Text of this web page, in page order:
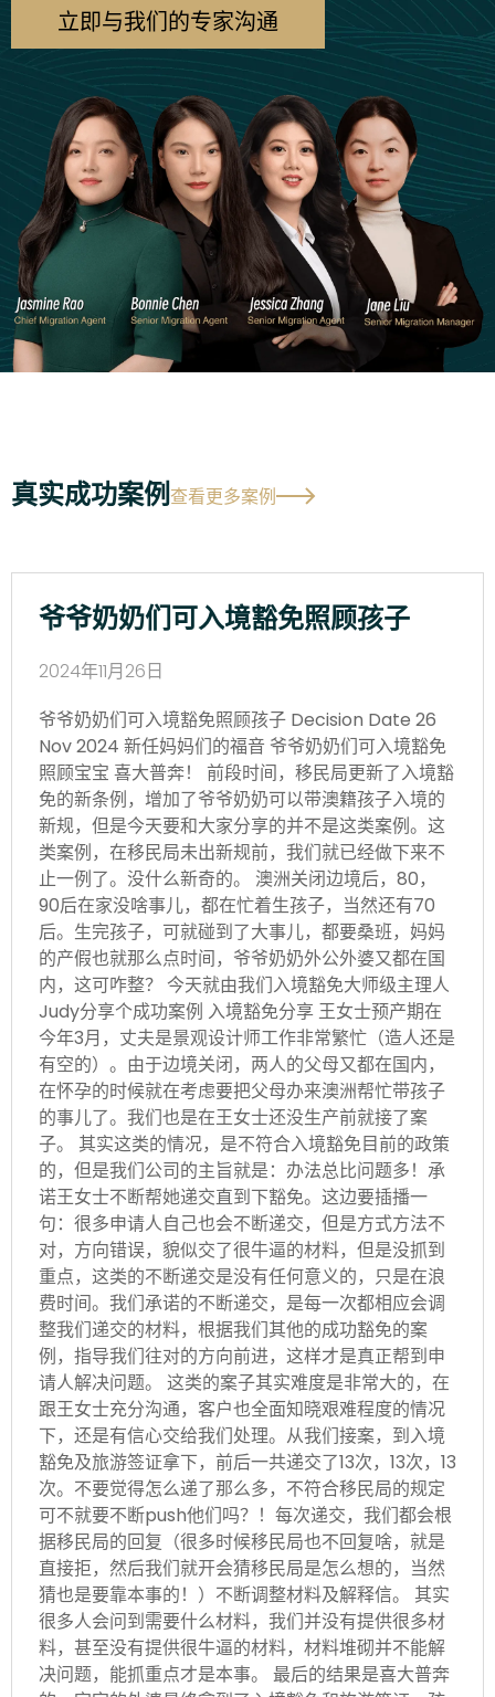
立即与我们的专家沟通
真实成功案例查看更多案例
爷爷奶奶们可入境豁免照顾孩子
2024年11月26日
爷爷奶奶们可入境豁免照顾孩子 Decision Date 26
Nov 2024 新任妈妈们的福音 爷爷奶奶们可入境豁免
照顾宝宝 喜大普奔！ 前段时间，移民局更新了入境豁
免的新条例，增加了爷爷奶奶可以带澳籍孩子入境的
新规，但是今天要和大家分享的并不是这类案例。这
类案例，在移民局未出新规前，我们就已经做下来不
止一例了。没什么新奇的。 澳洲关闭边境后，80，
90后在家没啥事儿，都在忙着生孩子，当然还有70
后。生完孩子，可就碰到了大事儿，都要桑班，妈妈
的产假也就那么点时间，爷爷奶奶外公外婆又都在国
内，这可咋整？ 今天就由我们入境豁免大师级主理人
Judy分享个成功案例 入境豁免分享 王女士预产期在
今年3月，丈夫是景观设计师工作非常繁忙（造人还是
有空的）。由于边境关闭，两人的父母又都在国内，
在怀孕的时候就在考虑要把父母办来澳洲帮忙带孩子
的事儿了。我们也是在王女士还没生产前就接了案
子。 其实这类的情况，是不符合入境豁免目前的政策
的，但是我们公司的主旨就是：办法总比问题多！承
诺王女士不断帮她递交直到下豁免。这边要插播一
句：很多申请人自己也会不断递交，但是方式方法不
对，方向错误，貌似交了很牛逼的材料，但是没抓到
重点，这类的不断递交是没有任何意义的，只是在浪
费时间。我们承诺的不断递交，是每一次都相应会调
整我们递交的材料，根据我们其他的成功豁免的案
例，指导我们往对的方向前进，这样才是真正帮到申
请人解决问题。 这类的案子其实难度是非常大的，在
跟王女士充分沟通，客户也全面知晓艰难程度的情况
下，还是有信心交给我们处理。从我们接案，到入境
豁免及旅游签证拿下，前后一共递交了13次，13次，13
次。不要觉得怎么递了那么多，不符合移民局的规定
可不就要不断push他们吗？！每次递交，我们都会根
据移民局的回复（很多时候移民局也不回复啥，就是
直接拒，然后我们就开会猜移民局是怎么想的，当然
猜也是要靠本事的！）不断调整材料及解释信。 其实
很多人会问到需要什么材料，我们并没有提供很多材
料，甚至没有提供很牛逼的材料，材料堆砌并不能解
决问题，能抓重点才是本事。 最后的结果是喜大普奔